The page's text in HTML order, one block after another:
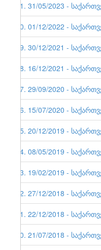
51. 31/05/2023 -
50. 01/12/2022 -
49. 30/12/2021 -
48. 16/12/2021 -
47. 29/09/2020 -
46. 15/07/2020 -
45. 20/12/2019 -
44. 08/05/2019 -
43. 19/02/2019 -
42. 27/12/2018 -
41. 22/12/2018 -
40. 21/07/2018 -